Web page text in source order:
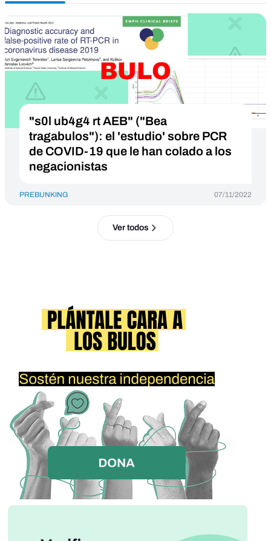
"s0l ub4g4 rt AEB" ("Bea
tragabulos"): el 'estudio' sobre PCR
de COVID-19 que le han colado a los
negacionistas
PREBUNKING 07/11/2022
Ver todos